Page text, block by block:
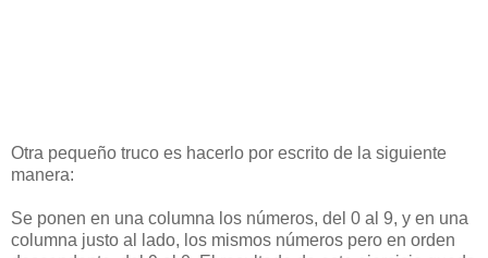
Otra pequeño truco es hacerlo por escrito de la siguiente
manera:
Se ponen en una columna los números, del 0 al 9, y en una
columna justo al lado, los mismos números pero en orden